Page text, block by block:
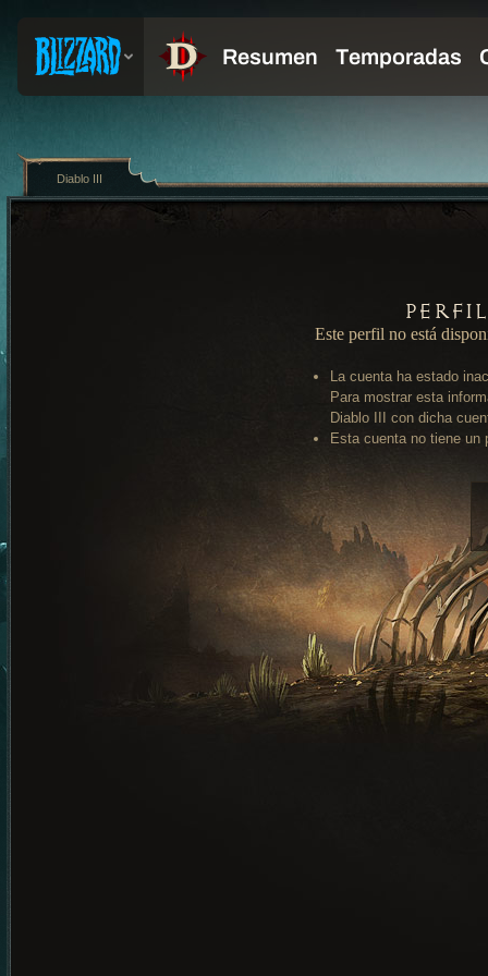
Este perfil no está
La cuenta ha estado
Para mostrar esta
Diablo III con dicha
Esta cuenta no tiene un
Diablo III